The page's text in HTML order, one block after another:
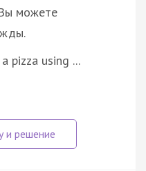
можете
pizza using ...